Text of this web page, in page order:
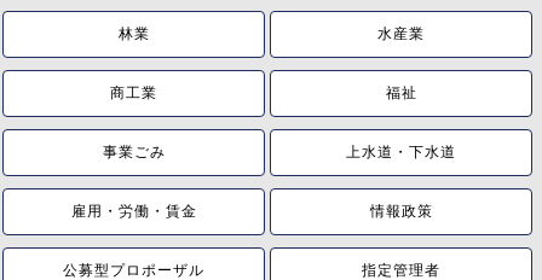
林業 水産業
商工業 福祉
事業ごみ 上水道・下水道
雇用・労働・賃金 情報政策
公募型プロポーザル 指定管理者